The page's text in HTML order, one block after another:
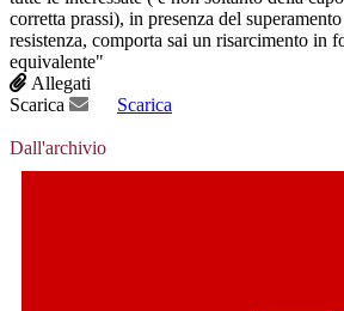
corretta prassi), in presenza del
resistenza, comporta sai un risarcimento in
equivalente"
Allegati
Scarica
Scarica
Dall'archivio